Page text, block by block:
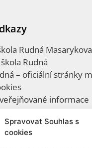
Spravovat Souhlas s
cookies
Rudná Masarykova
Rudná
– oficiální stránky
informace